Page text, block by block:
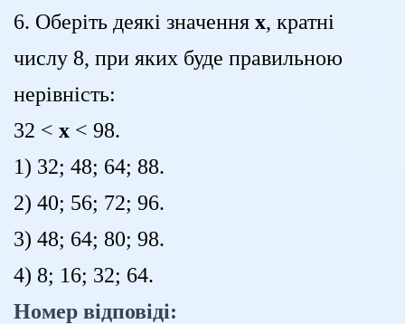
6. Оберіть деякі значення x, кратні
числу 8, при яких буде правильною
нерівність:
32 < x < 98.
1) 32; 48; 64; 88.
2) 40; 56; 72; 96.
3) 48; 64; 80; 98.
4) 8; 16; 32; 64.
Номер відповіді: